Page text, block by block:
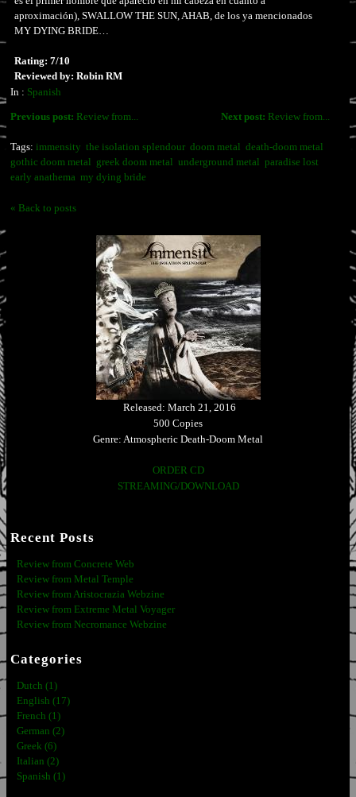
aproximación), SWALLOW THE SUN, AHAB, de los ya mencionados
MY DYING BRIDE…
Rating: 7/10
Reviewed by: Robin RM
In : Spanish
Next post: Review from...
Previous post: Review from...
Tags: immensity the isolation splendour doom metal death-doom metal
gothic doom metal greek doom metal underground metal paradise lost
early anathema my dying bride
« Back to posts
Released: March 21, 2016
500 Copies
Genre: Atmospheric Death-Doom Metal
ORDER CD
STREAMING/DOWNLOAD
Recent Posts
Review from Concrete Web
Review from Metal Temple
Review from Aristocrazia Webzine
Review from Extreme Metal Voyager
Review from Necromance Webzine
Categories
Dutch (1)
English (17)
French (1)
German (2)
Greek (6)
Italian (2)
Spanish (1)